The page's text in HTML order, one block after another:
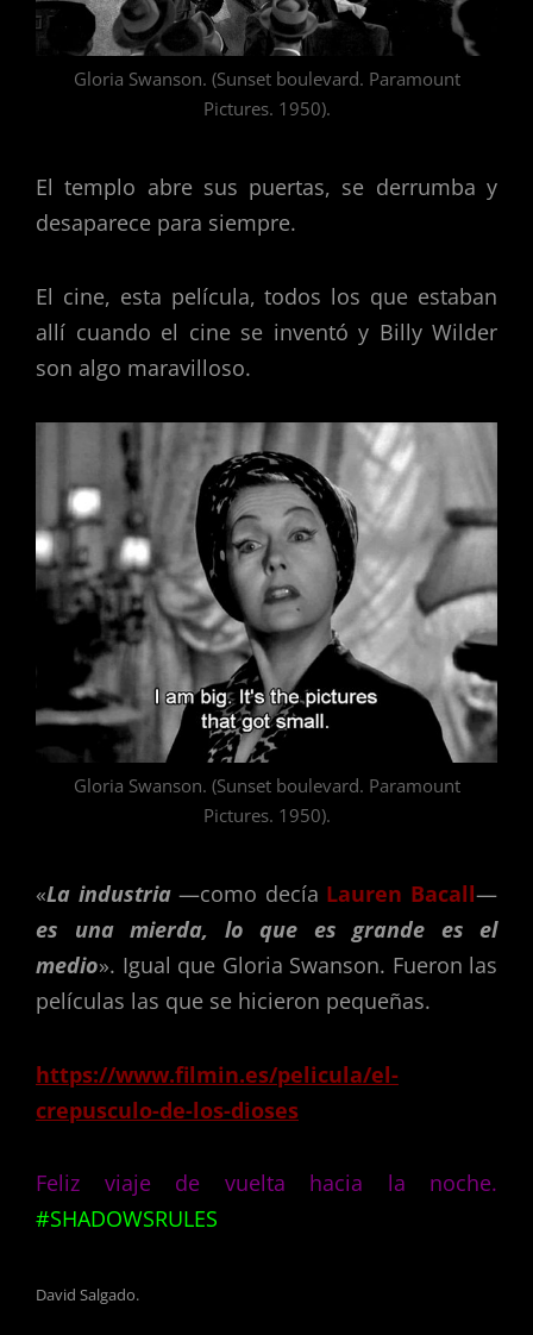
Gloria Swanson. (Sunset boulevard. Paramount
Pictures. 1950).
El templo abre sus puertas, se derrumba y
desaparece para siempre.
El cine, esta película, todos los que estaban
allí cuando el cine se inventó y Billy Wilder
son algo maravilloso.
Gloria Swanson. (Sunset boulevard. Paramount
Pictures. 1950).
«La industria—como decía Lauren Bacall—
es una mierda, lo que es grande es el
medio». Igual que Gloria Swanson. Fueron las
películas las que se hicieron pequeñas.
https://www.filmin.es/pelicula/el-
crepusculo-de-los-dioses
Feliz viaje de vuelta hacia la noche.
#SHADOWSRULES
David Salgado.